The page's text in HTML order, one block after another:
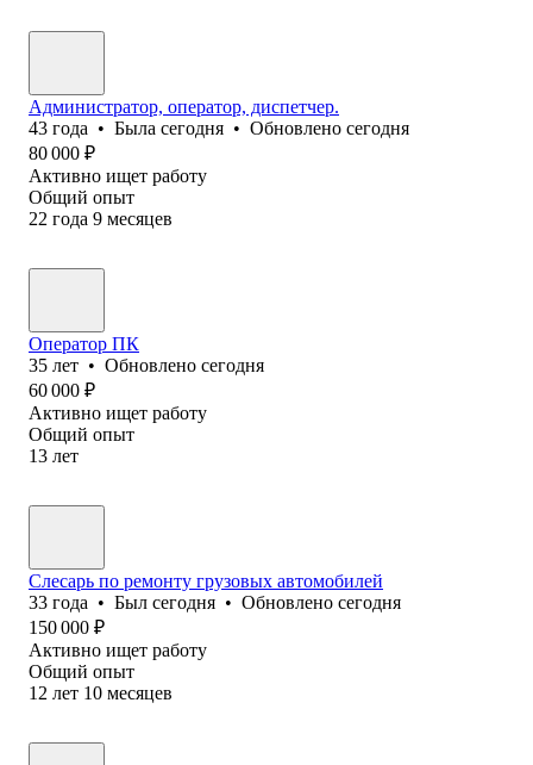
Администратор, оператор, диспетчер.
43 года • Была сегодня • Обновлено сегодня
80 000 ₽
Активно ищет работу
Общий опыт
22 года 9 месяцев
Оператор ПК
35 лет • Обновлено сегодня
60 000 ₽
Активно ищет работу
Общий опыт
13 лет
Слесарь по ремонту грузовых автомобилей
33 года • Был сегодня • Обновлено сегодня
150 000 ₽
Активно ищет работу
Общий опыт
12 лет 10 месяцев